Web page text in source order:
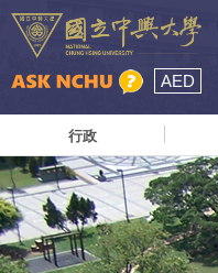
AED
行政